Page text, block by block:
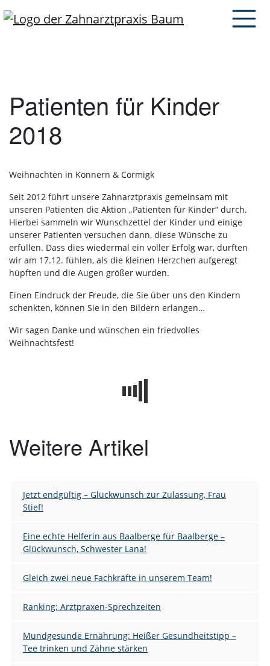
Patienten für Kinder
2018
Weihnachten in Könnern & Cörmigk
Seit 2012 führt unsere Zahnarztpraxis gemeinsam mit
unseren Patienten die Aktion „Patienten für Kinder“ durch.
Hierbei sammeln wir Wunschzettel der Kinder und einige
unserer Patienten versuchen dann, diese Wünsche zu
erfüllen. Dass dies wiedermal ein voller Erfolg war, durften
wir am 17.12. fühlen, als die kleinen Herzchen aufgeregt
hüpften und die Augen größer wurden.
Einen Eindruck der Freude, die Sie über uns den Kindern
schenkten, können Sie in den Bildern erlangen…
Wir sagen Danke und wünschen ein friedvolles
Weihnachtsfest!
Weitere Artikel
Jetzt endgültig – Glückwunsch zur Zulassung, Frau
Stief!
Eine echte Helferin aus Baalberge für Baalberge –
Glückwunsch, Schwester Lana!
Gleich zwei neue Fachkräfte in unserem Team!
Ranking: Arztpraxen-Sprechzeiten
Mundgesunde Ernährung: Heißer Gesundheitstipp –
Tee trinken und Zähne stärken